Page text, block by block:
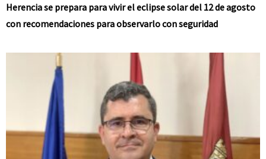
Herencia se prepara para vivir el eclipse solar del 12 de agosto
con recomendaciones para observarlo con seguridad